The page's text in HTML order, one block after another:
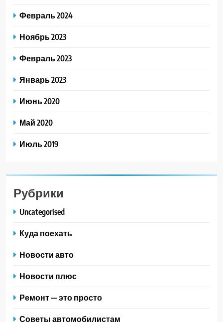
Февраль 2024
Ноябрь 2023
Февраль 2023
Январь 2023
Июнь 2020
Май 2020
Июль 2019
Рубрики
Uncategorised
Куда поехать
Новости авто
Новости плюс
Ремонт — это просто
Советы автомобилистам